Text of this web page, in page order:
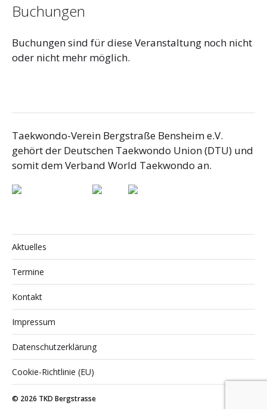
Buchungen
Buchungen sind für diese Veranstaltung noch nicht
oder nicht mehr möglich.
Taekwondo-Verein Bergstraße Bensheim e.V.
gehört der Deutschen Taekwondo Union (DTU) und
somit dem Verband World Taekwondo an.
Aktuelles
Termine
Kontakt
Impressum
Datenschutzerklärung
Cookie-Richtlinie (EU)
© 2026 TKD Bergstrasse